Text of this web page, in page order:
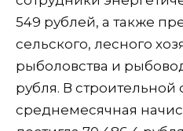
549 рублей, а также
сельского, лесного
рыболовства и
рубля. В строительной
среднемесячная